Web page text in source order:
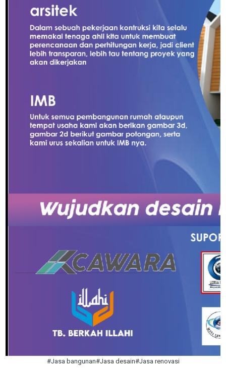
#Jasa bangunan#Jasa desain#Jasa renovasi